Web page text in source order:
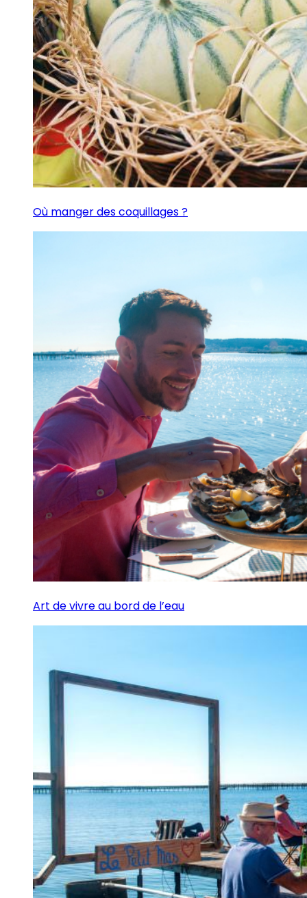
Où manger des coquillages ?
Art de vivre au bord de l’eau